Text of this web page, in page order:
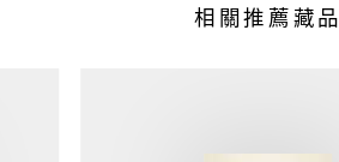
相關推薦藏品